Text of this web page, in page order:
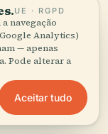
vale a pena
Ducal
de São
UE · RGPD
navegação
Analytics)
— apenas
Pode alterar a
Aceitar tudo